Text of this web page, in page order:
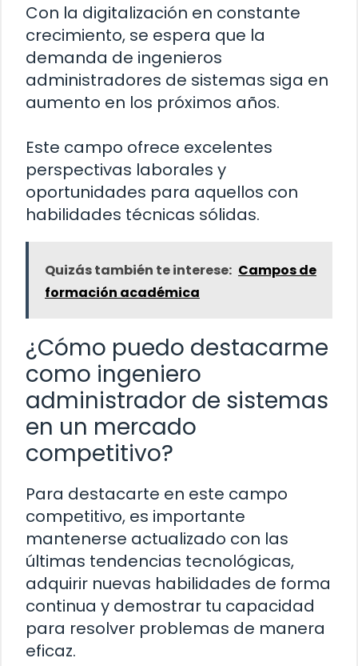
Con la digitalización en constante
crecimiento, se espera que la
demanda de ingenieros
administradores de sistemas siga en
aumento en los próximos años.
Este campo ofrece excelentes
perspectivas laborales y
oportunidades para aquellos con
habilidades técnicas sólidas.
Quizás también te interese: Campos de
formación académica
¿Cómo puedo destacarme
como ingeniero
administrador de sistemas
en un mercado
competitivo?
Para destacarte en este campo
competitivo, es importante
mantenerse actualizado con las
últimas tendencias tecnológicas,
adquirir nuevas habilidades de forma
continua y demostrar tu capacidad
para resolver problemas de manera
eficaz.